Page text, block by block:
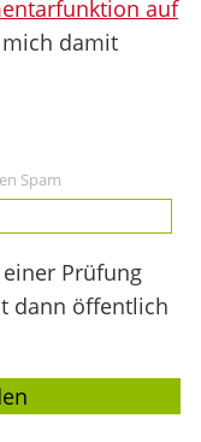
auf
damit
Spam
Prüfung
dann öffentlich